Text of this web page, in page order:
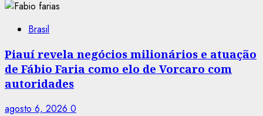
Brasil
Piauí revela negócios milionários e atuação
de Fábio Faria como elo de Vorcaro com
autoridades
agosto 6, 2026 0